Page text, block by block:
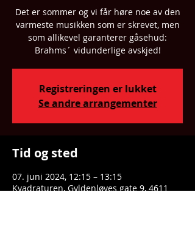
Det er sommer og vi får høre noe av den
varmeste musikken som er skrevet, men
som allikevel garanterer gåsehud:
Brahms´ vidunderlige avskjed!
Registreringen er lukket
Se andre arrangementer
Tid og sted
07. juni 2024, 12:15 – 13:15
Kvadraturen, Gyldenløves gate 9, 4611